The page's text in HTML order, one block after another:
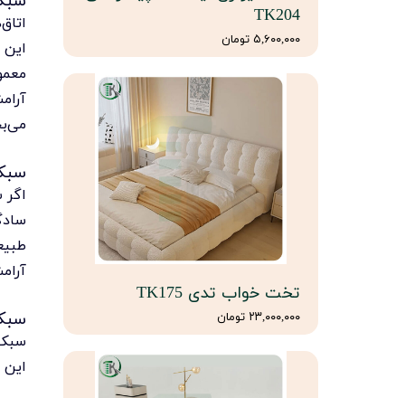
TK204
۵,۶۰۰,۰۰۰ تومان
تخت خواب تدی TK175
۲۳,۰۰۰,۰۰۰ تومان